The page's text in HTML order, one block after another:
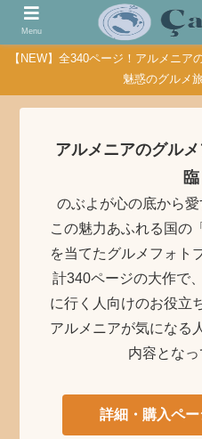
【NEW】全340ページ！アルメニ
魅惑のグルメ
アルメニアのグル
臨
のぶよが心の底から愛
この魅力あふれる国の
を当てたグルメフォト
計340ページの大作で
に行く人向けのお役立
アルメニアが気になる
内容となっ
詳細・購入ペー
Menu